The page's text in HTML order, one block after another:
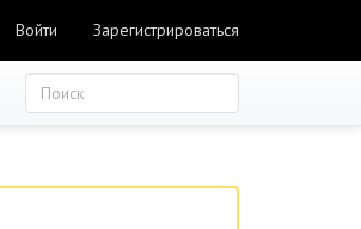
Войти Зарегистрироваться